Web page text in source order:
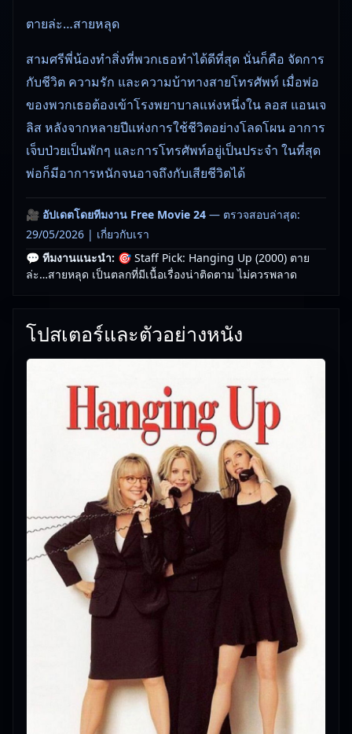
ตายล่ะ…สายหลุด
สามศรีพี่น้องทำสิ่งที่พวกเธอทำได้ดีที่สุด นั่นก็คือ จัดการ
กับชีวิต ความรัก และความบ้าทางสายโทรศัพท์ เมื่อพ่อ
ของพวกเธอต้องเข้าโรงพยาบาลแห่งหนึ่งใน ลอส แอนเจ
ลิส หลังจากหลายปีแห่งการใช้ชีวิตอย่างโลดโผน อาการ
เจ็บป่วยเป็นพักๆ และการโทรศัพท์อยู่เป็นประจำ ในที่สุด
พ่อก็มีอาการหนักจนอาจถึงกับเสียชีวิตได้
🎥 อัปเดตโดยทีมงาน Free Movie 24 — ตรวจสอบล่าสุด:
29/05/2026 | เกี่ยวกับเรา
💬 ทีมงานแนะนำ: 🎯 Staff Pick: Hanging Up (2000) ตาย
ล่ะ…สายหลุด เป็นตลกที่มีเนื้อเรื่องน่าติดตาม ไม่ควรพลาด
โปสเตอร์และตัวอย่างหนัง